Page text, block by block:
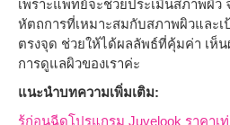
เพราะแพทย์จะช่วยประเมินสภาพผิ
หัตถการที่เหมาะสมกับสภาพผิวและ
ตรงจุด ช่วยให้ได้ผลลัพธ์ที่คุ้มค่า เห็
การดูแลผิวของเราค่ะ
แนะนำบทความเพิ่มเติม:
รู้ก่อนฉีดโปรแกรม Juvelook ราคาเ